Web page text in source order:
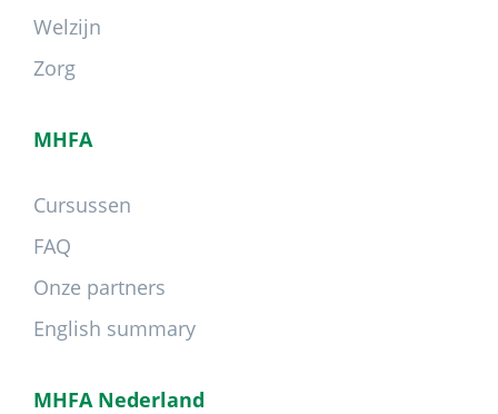
Welzijn
Zorg
MHFA
Cursussen
FAQ
Onze partners
English summary
MHFA Nederland